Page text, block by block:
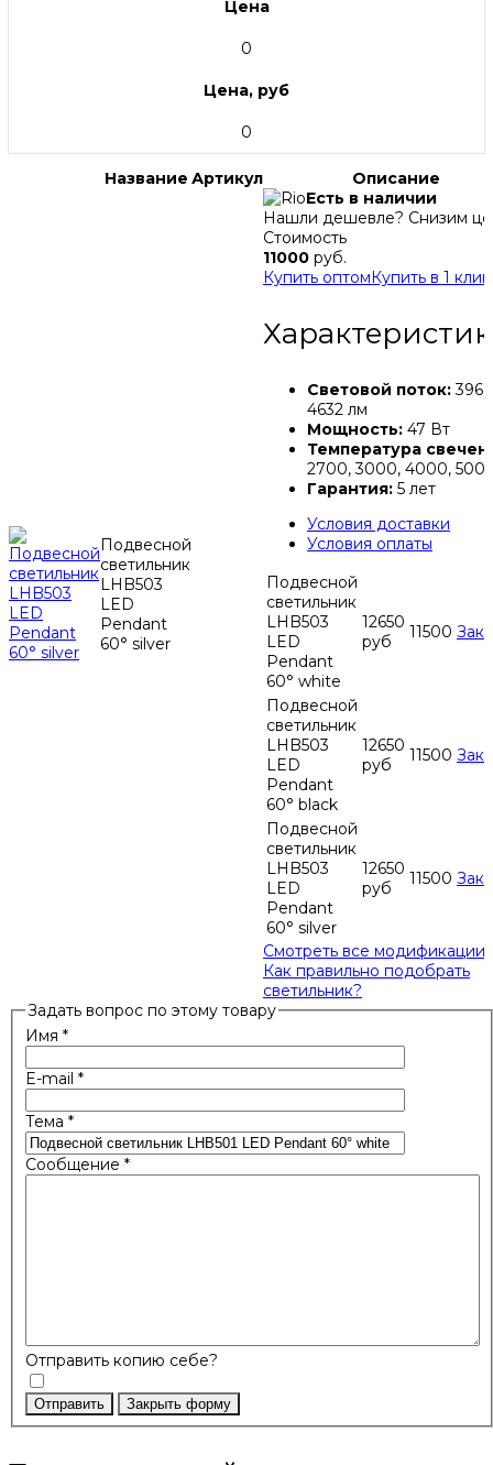
Цена
0
Цена, руб
0
Название Артикул Описание
Подвесной
светильник
LHB503
LED
Pendant
60° silver
Есть в наличии
Нашли дешевле? Снизим
Стоимость
11000 руб.
Купить оптом Купить в 1 клик
Световой поток:
4632 лм
Мощность: 47 Вт
Температура
2700, 3000, 4000,
Гарантия: 5 лет
Условия доставки
Условия оплаты
Подвесной
светильник
LHB503
LED
Pendant
60° white
12650
руб
11500
Подвесной
светильник
LHB503
LED
Pendant
60° black
12650
руб
11500
Подвесной
светильник
LHB503
LED
Pendant
60° silver
12650
руб
11500
Смотреть все модификации
Как правильно подобрать
светильник?
Задать вопрос по этому товару
Имя *
E-mail *
Тема *
Сообщение *
Отправить копию себе?
Отправить Закрыть форму